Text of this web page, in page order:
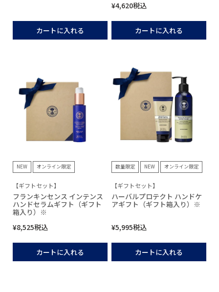
カートに入れる
¥4,620税込
カートに入れる
NEW オンライン限定
【ギフトセット】
フランキンセンス インテンス
ハンドセラムギフト（ギフト
箱入り）※
¥8,525税込
カートに入れる
数量限定 NEW オンライン限定
【ギフトセット】
ハーバルプロテクト ハンドケ
アギフト（ギフト箱入り）※
¥5,995税込
カートに入れる